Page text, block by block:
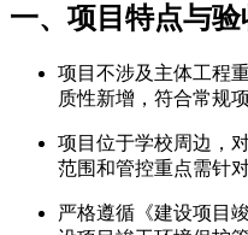
一、项目特点与
项目不涉及主体工程
质性新增，符合常规
项目位于学校周边，
范围和管控重点需针
严格遵循《建设项目